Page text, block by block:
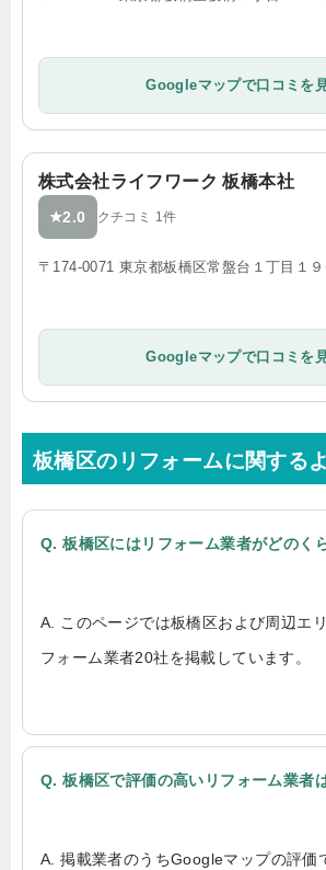
Googleマップで口コミを
株式会社ライフワーク 板橋本社
★2.0 クチコミ 1件
〒174-0071 東京都板橋区常盤台１丁目１９
Googleマップで口コミを
板橋区のリフォームに関する
Q. 板橋区にはリフォーム業者がどのく
A. このページでは板橋区および周辺エ
フォーム業者20社を掲載しています。
Q. 板橋区で評価の高いリフォーム業者
A. 掲載業者のうちGoogleマップの評価